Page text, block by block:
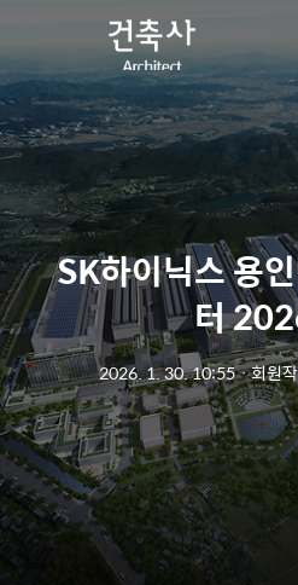
SK하이닉스 용
터
2026. 1. 30. 10:55ㆍ회원